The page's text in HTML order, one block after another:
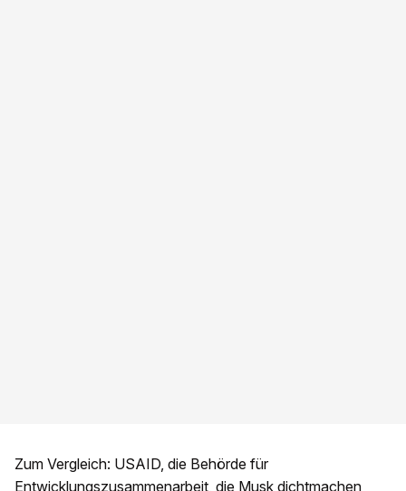
Zum Vergleich: USAID, die Behörde für
Entwicklungszusammenarbeit, die Musk dichtmachen